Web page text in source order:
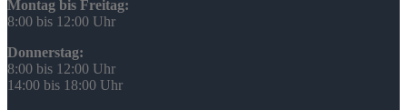
Montag bis Freitag:
8:00 bis 12:00 Uhr
Donnerstag:
8:00 bis 12:00 Uhr
14:00 bis 18:00 Uhr